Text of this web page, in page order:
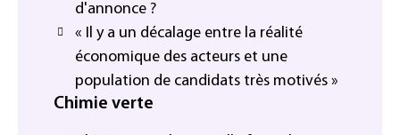
d'annonce ?
« Il y a un décalage entre la réalité
économique des acteurs et une
population de candidats très motivés »
Chimie verte